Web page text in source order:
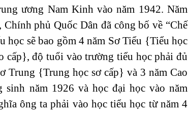
ương Nam Kinh vào năm 1942. Năm
phủ Quốc Dân đã công bố về “Chế
học sẽ bao gồm 4 năm Sơ Tiểu {Tiểu học
cấp}, độ tuổi vào trường tiểu học phải đủ
Trung {Trung học sơ cấp} và 3 năm Cao
năm 1926 và học đại học vào năm
ông ta phải vào học tiểu học từ năm 4